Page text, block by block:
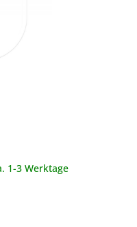
1-3 Werktage